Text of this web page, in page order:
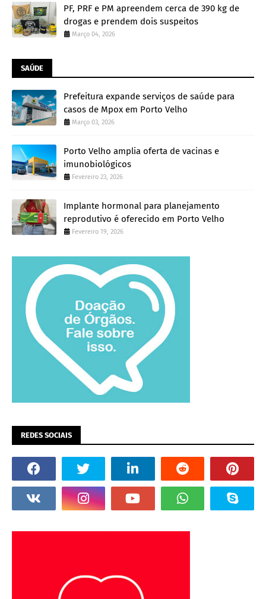
PF, PRF e PM apreendem cerca de 390 kg de
drogas e prendem dois suspeitos
Março 04, 2026
SAÚDE
Prefeitura expande serviços de saúde para
casos de Mpox em Porto Velho
Março 03, 2026
Porto Velho amplia oferta de vacinas e
imunobiológicos
Fevereiro 23, 2026
Implante hormonal para planejamento
reprodutivo é oferecido em Porto Velho
Fevereiro 19, 2026
REDES SOCIAIS